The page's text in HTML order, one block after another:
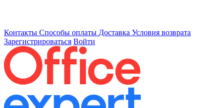
Контакты Способы оплаты Доставка Условия возврата
Зарегистрироваться Войти